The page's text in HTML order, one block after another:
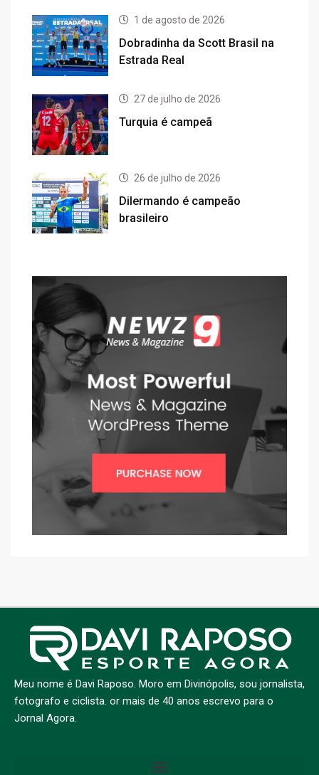
1 de agosto de 2026
Dobradinha da Scott Brasil na
Estrada Real
27 de julho de 2026
Turquia é campeã
26 de julho de 2026
Dilermando é campeão
brasileiro
Meu nome é Davi Raposo. Moro em Divinópolis, sou jornalista,
fotografo e ciclista. or mais de 40 anos escrevo para o
Jornal Agora.